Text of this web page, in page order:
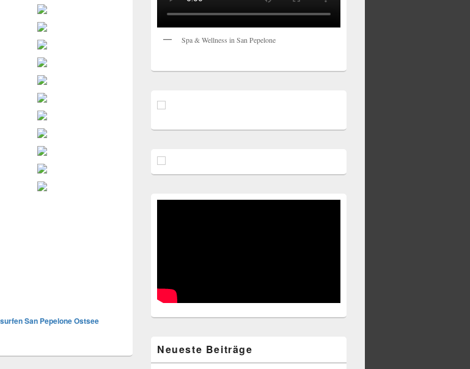
San Pepelone Ostsee
Spa & Wellness in San Pepelone
Neueste Beiträge